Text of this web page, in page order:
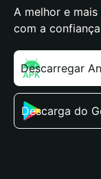
A melhor e
com a
Descarregar
Descarga do